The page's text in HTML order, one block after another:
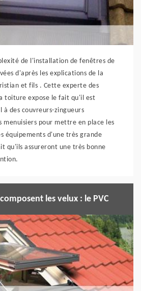
de l'installation de fenêtres de
d'après les explications de la
et fils . Cette experte des
toiture expose le fait qu'il est
à des couvreurs-zingueurs
menuisiers pour mettre en place les
équipements d'une très grande
qu'ils assureront une très bonne
les velux : le PVC